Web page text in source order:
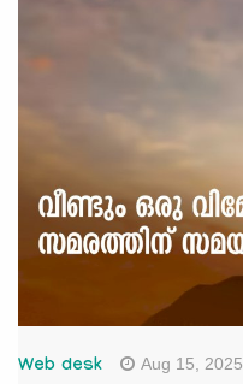
Web desk Aug 15, 2025